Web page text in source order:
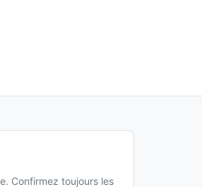
Confirmez toujours les